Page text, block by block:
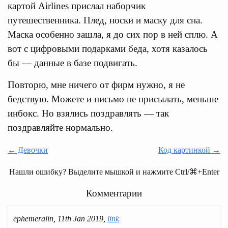
картой Airlines прислал наборчик
путешественника. Плед, носки и маску для сна.
Маска особенно зашла, я до сих пор в ней сплю. А
вот с цифровыми подарками беда, хотя казалось
бы — данные в базе подвигать.
Повторю, мне ничего от фирм нужно, я не
бедствую. Можете и письмо не присылать, меньше
инбокс. Но взялись поздравлять — так
поздравляйте нормально.
← Девочки Код картинкой →
Нашли ошибку? Выделите мышкой и нажмите Ctrl/⌘+Enter
Комментарии
ephemeralin, 11th Jan 2019, link